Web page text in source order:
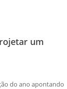
um
do ano apontando